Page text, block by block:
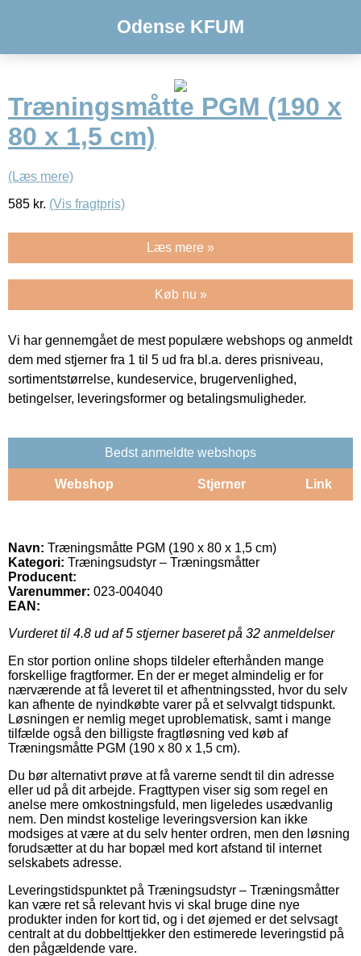
Odense KFUM
Træningsmåtte PGM (190 x
80 x 1,5 cm)
(Læs mere)
585 kr. (Vis fragtpris)
Læs mere »
Køb nu »
Vi har gennemgået de mest populære webshops og anmeldt
dem med stjerner fra 1 til 5 ud fra bl.a. deres prisniveau,
sortimentstørrelse, kundeservice, brugervenlighed,
betingelser, leveringsformer og betalingsmuligheder.
Bedst anmeldte webshops
Webshop Stjerner Link
Navn: Træningsmåtte PGM (190 x 80 x 1,5 cm)
Kategori: Træningsudstyr – Træningsmåtter
Producent:
Varenummer: 023-004040
EAN:
Vurderet til 4.8 ud af 5 stjerner baseret på 32 anmeldelser
En stor portion online shops tildeler efterhånden mange
forskellige fragtformer. En der er meget almindelig er for
nærværende at få leveret til et afhentningssted, hvor du selv
kan afhente de nyindkøbte varer på et selvvalgt tidspunkt.
Løsningen er nemlig meget uproblematisk, samt i mange
tilfælde også den billigste fragtløsning ved køb af
Træningsmåtte PGM (190 x 80 x 1,5 cm).
Du bør alternativt prøve at få varerne sendt til din adresse
eller ud på dit arbejde. Fragttypen viser sig som regel en
anelse mere omkostningsfuld, men ligeledes usædvanlig
nem. Den mindst kostelige leveringsversion kan ikke
modsiges at være at du selv henter ordren, men den løsning
forudsætter at du har bopæl med kort afstand til internet
selskabets adresse.
Leveringstidspunktet på Træningsudstyr – Træningsmåtter
kan være ret så relevant hvis vi skal bruge dine nye
produkter inden for kort tid, og i det øjemed er det selvsagt
centralt at du dobbelttjekker den estimerede leveringstid på
den pågældende vare.